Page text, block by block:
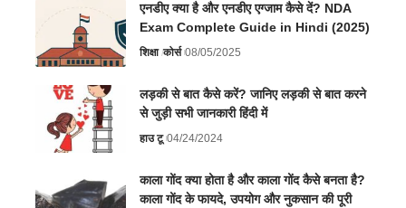
एनडीए क्या है और एनडीए एग्जाम कैसे दें? NDA
Exam Complete Guide in Hindi (2025)
शिक्षा कोर्स 08/05/2025
लड़की से बात कैसे करें? जानिए लड़की से बात करने
से जुड़ी सभी जानकारी हिंदी में
हाउ टू 04/24/2024
काला गोंद क्या होता है और काला गोंद कैसे बनता है?
काला गोंद के फायदे, उपयोग और नुकसान की पूरी